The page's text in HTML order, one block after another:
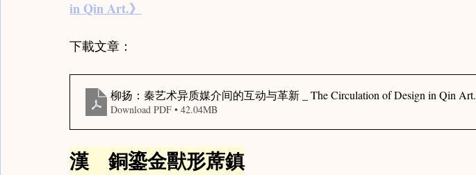
in Qin Art.》
下載文章：
柳扬：秦艺术异质媒介间的互动与革新 _ The Circulation of Design in Qin Art.
Download PDF • 42.04MB
漢　銅鎏金獸形蓆鎮